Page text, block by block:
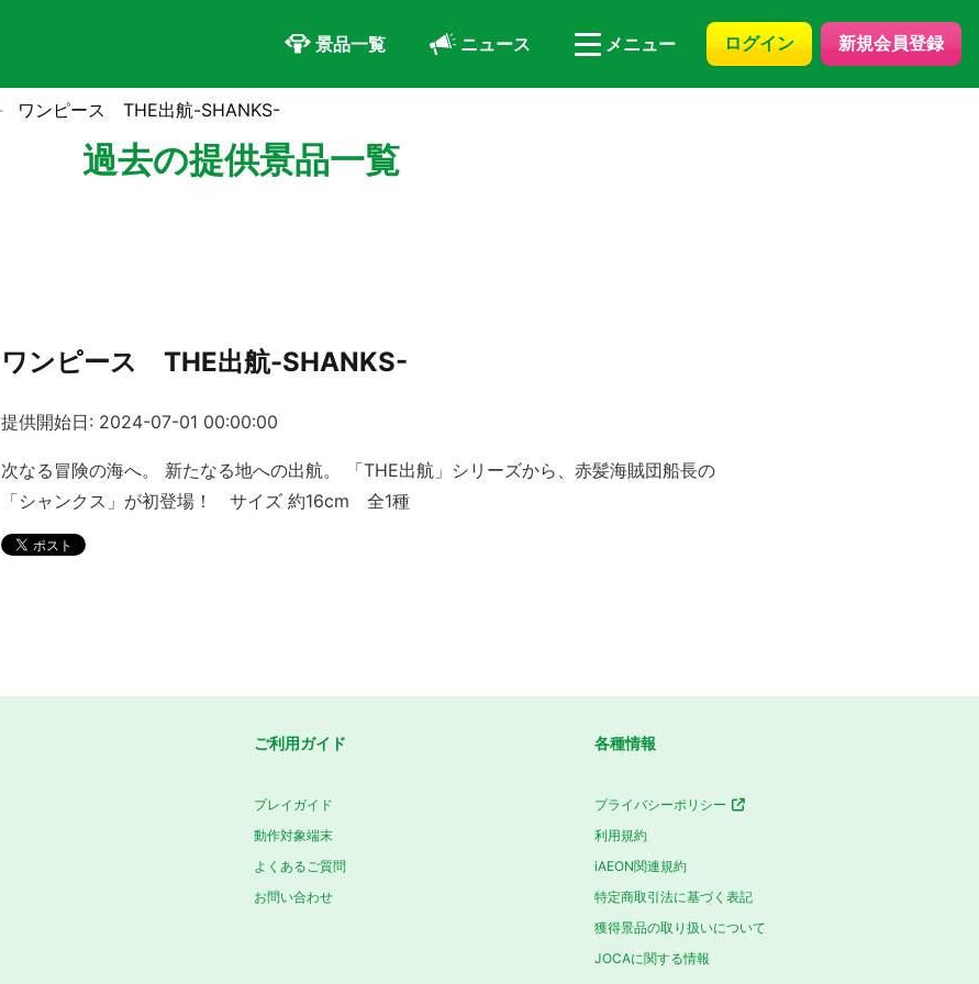
景品一覧 ニュース メニュー ログイン 新規会員登録
ワンピース THE出航-SHANKS-
過去の提供景品一覧
ワンピース THE出航-SHANKS-
提供開始日: 2024-07-01 00:00:00
次なる冒険の海へ。 新たなる地への出航。 「THE出航」シリーズから、赤髪海賊団船長の
「シャンクス」が初登場！ サイズ 約16cm 全1種
ご利用ガイド
プレイガイド
動作対象端末
よくあるご質問
お問い合わせ
各種情報
プライバシーポリシー
利用規約
iAEON関連規約
特定商取引法に基づく表記
獲得景品の取り扱いについて
JOCAに関する情報